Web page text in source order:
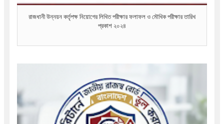
রাজধানী উন্নয়ন কর্তৃপক্ষ নিয়োগের লিখিত পরীক্ষার ফলাফল ও মৌখিক পরীক্ষার তারিখ
প্রকাশ ২০২৪